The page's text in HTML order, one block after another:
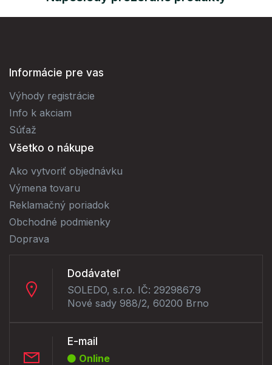
Informácie pre vas
Výhody registrácie
Info k akciam
Súťaž
Všetko o nákupe
Ako vytvoriť objednávku
Výmena tovaru
Reklamačný poriadok
Obchodné podmienky
Doprava
Dodávateľ
SOLEDO, s.r.o. IČ: 29298679
Nové sady 988/2, 60200 Brno
E-mail
Online